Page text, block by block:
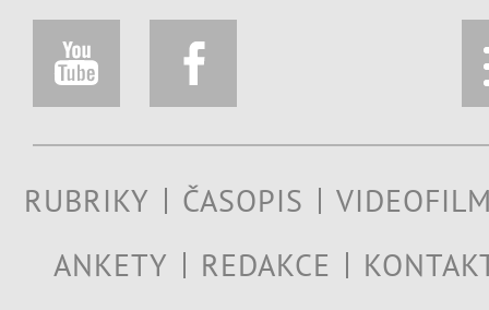
RUBRIKY ČASOPIS
ANKETY
REDAKCE